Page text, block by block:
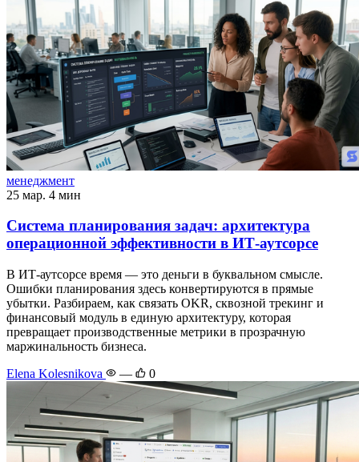
менеджмент
25 мар. 4 мин
Система планирования задач: архитектура
операционной эффективности в ИТ-аутсорсе
В ИТ-аутсорсе время — это деньги в буквальном смысле.
Ошибки планирования здесь конвертируются в прямые
убытки. Разбираем, как связать OKR, сквозной трекинг и
финансовый модуль в единую архитектуру, которая
превращает производственные метрики в прозрачную
маржинальность бизнеса.
Elena Kolesnikova
— 0